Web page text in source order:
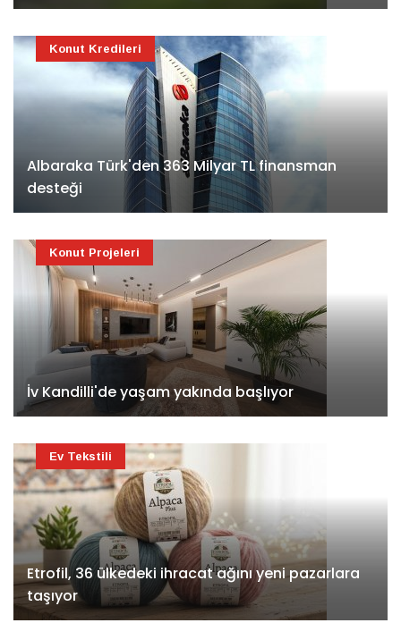
Albaraka Türk'den 363 Milyar TL finansman
desteği
Konut Kredileri
İv Kandilli'de yaşam yakında başlıyor
Konut Projeleri
Etrofil, 36 ülkedeki ihracat ağını yeni pazarlara
taşıyor
Ev Tekstili